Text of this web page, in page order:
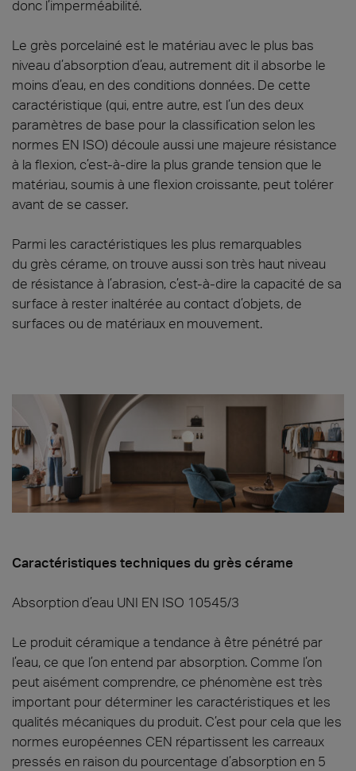
donc l’imperméabilité.
Le grès porcelainé est le matériau avec le plus bas
niveau d’absorption d’eau, autrement dit il absorbe le
moins d’eau, en des conditions données. De cette
caractéristique (qui, entre autre, est l’un des deux
paramètres de base pour la classification selon les
normes EN ISO) découle aussi une majeure résistance
à la flexion, c’est-à-dire la plus grande tension que le
matériau, soumis à une flexion croissante, peut tolérer
avant de se casser.
Parmi les caractéristiques les plus remarquables
du grès cérame, on trouve aussi son très haut niveau
de résistance à l’abrasion, c’est-à-dire la capacité de sa
surface à rester inaltérée au contact d’objets, de
surfaces ou de matériaux en mouvement.
Caractéristiques techniques du grès cérame
Absorption d’eau UNI EN ISO 10545/3
Le produit céramique a tendance à être pénétré par
l’eau, ce que l’on entend par absorption. Comme l’on
peut aisément comprendre, ce phénomène est très
important pour déterminer les caractéristiques et les
qualités mécaniques du produit. C’est pour cela que les
normes européennes CEN répartissent les carreaux
pressés en raison du pourcentage d’absorption en 5